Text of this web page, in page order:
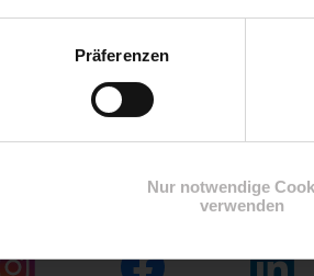
Präferenzen
Nur notwendige
verwenden